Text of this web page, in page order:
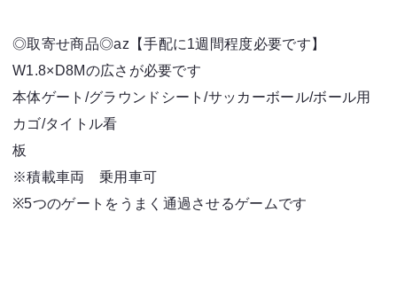
◎取寄せ商品◎az【手配に1週間程度必要です】
W1.8×D8Mの広さが必要です
本体ゲート/グラウンドシート/サッカーボール/ボール用
カゴ/タイトル看
※積載車両 乗用車可
※5つのゲートをうまく通過させるゲームです